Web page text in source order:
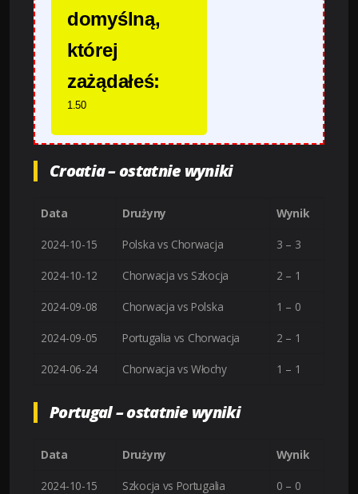
domyślną,
której
zażądałeś:
1.50
Croatia – ostatnie wyniki
Data Drużyny Wynik
2024-10-15 Polska vs Chorwacja 3 – 3
2024-10-12 Chorwacja vs Szkocja 2 – 1
2024-09-08 Chorwacja vs Polska 1 – 0
2024-09-05 Portugalia vs Chorwacja 2 – 1
2024-06-24 Chorwacja vs Włochy 1 – 1
Portugal – ostatnie wyniki
Data Drużyny Wynik
2024-10-15 Szkocja vs Portugalia 0 – 0